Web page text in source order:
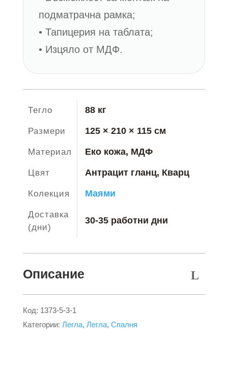
подматрачна рамка;
• Тапицерия на таблата;
• Изцяло от МДФ.
Тегло 88 кг
Размери 125 × 210 × 115 см
Материал Еко кожа, МДФ
Цвят Антрацит гланц, Кварц
Колекция Маями
Доставка
(дни)
30-35 работни дни
Описание
Код: 1373-5-3-1
Категории: Легла, Легла, Спалня